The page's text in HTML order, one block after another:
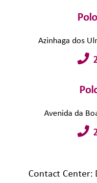
Azinhaga dos
Avenida da
Contact Center: